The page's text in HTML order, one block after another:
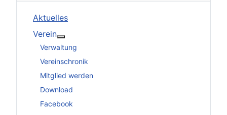
Aktuelles
Verein
Weitere Informationen: Verein
Verwaltung
Vereinschronik
Mitglied werden
Download
Facebook